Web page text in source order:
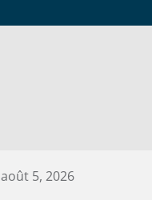
août 5, 2026